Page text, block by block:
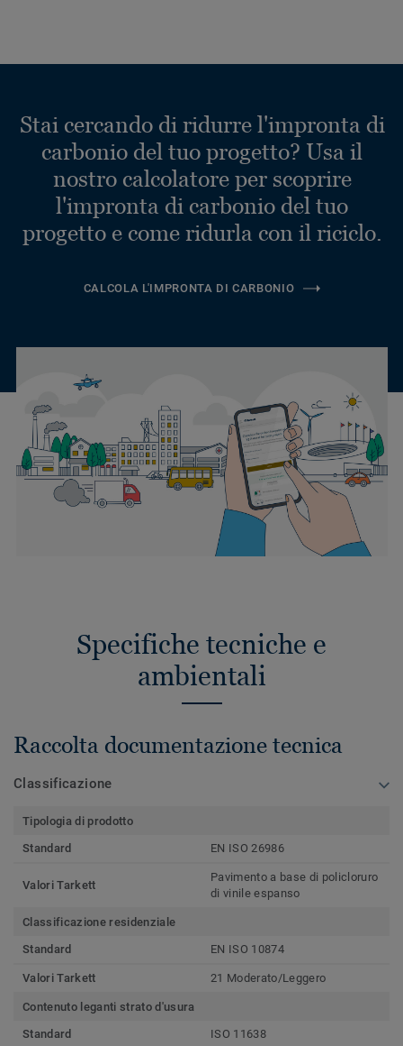
Stai cercando di ridurre l'impronta di
carbonio del tuo progetto? Usa il
nostro calcolatore per scoprire
l'impronta di carbonio del tuo
progetto e come ridurla con il riciclo.
CALCOLA L'IMPRONTA DI CARBONIO
Specifiche tecniche e
ambientali
Raccolta documentazione tecnica
Classificazione
Tipologia di prodotto
Standard
EN ISO 26986
Valori Tarkett
Pavimento a base di policloruro
di vinile espanso
Classificazione residenziale
Standard
EN ISO 10874
Valori Tarkett 21 Moderato/Leggero
Contenuto leganti strato d'usura
Standard
ISO 11638